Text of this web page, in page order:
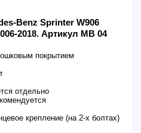
Benz Sprinter W906
2018. Артикул MB 04
покрытием
отдельно
крепление (на 2-х болтах)